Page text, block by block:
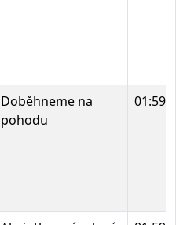
Doběhneme na
pohodu